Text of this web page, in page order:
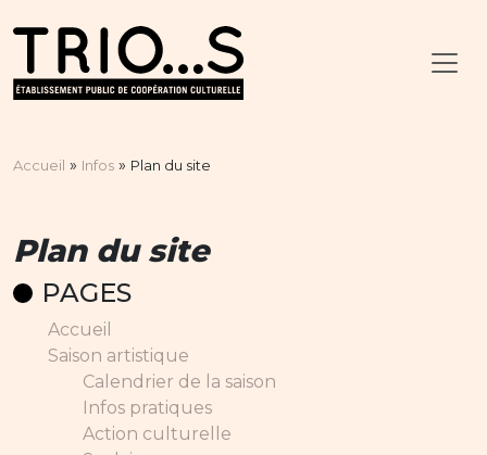
Accueil » Infos » Plan du site
Plan du site
PAGES
Accueil
Saison artistique
Calendrier de la saison
Infos pratiques
Action culturelle